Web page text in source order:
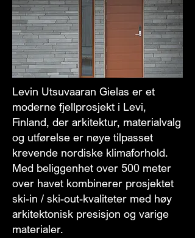
Levin Utsuvaaran Gielas er et
moderne fjellprosjekt i Levi,
Finland, der arkitektur, materialvalg
og utførelse er nøye tilpasset
krevende nordiske klimaforhold.
Med beliggenhet over 500 meter
over havet kombinerer prosjektet
ski-in / ski-out-kvaliteter med høy
arkitektonisk presisjon og varige
materialer.